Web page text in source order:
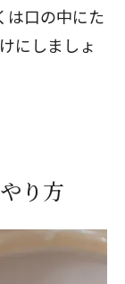
は口の中にた
にしましょ
り方